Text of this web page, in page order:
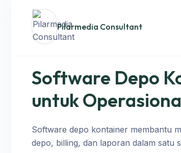
Pilarmedia Consultant
Software Depo
untuk
Software depo kontainer membantu
depo, billing, dan laporan dalam satu